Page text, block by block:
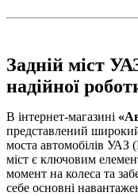
Задній міст
надійної
В інтернет-магазині
представлений
моста автомобілів УАЗ
міст є ключовим
момент на колеса та
себе основні